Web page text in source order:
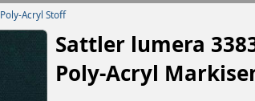
Poly-Acryl Stoff
Sattler lumera
Poly-Acryl